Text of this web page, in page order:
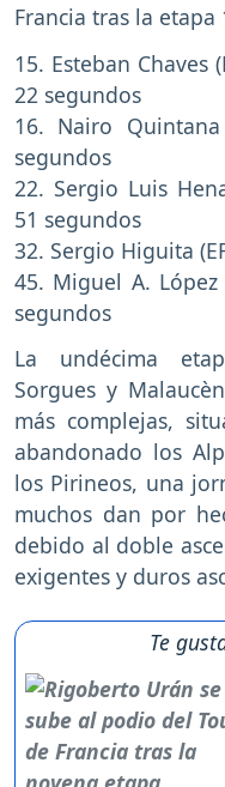
Francia tras la etapa
15. Esteban Chaves
22 segundos
16. Nairo
segundos
22. Sergio Luis
51 segundos
32. Sergio Higuita
45. Miguel A.
segundos
La undécima
Sorgues y
más complejas,
abandonado los
los Pirineos, una
muchos dan por
debido al doble
exigentes y duros
Te